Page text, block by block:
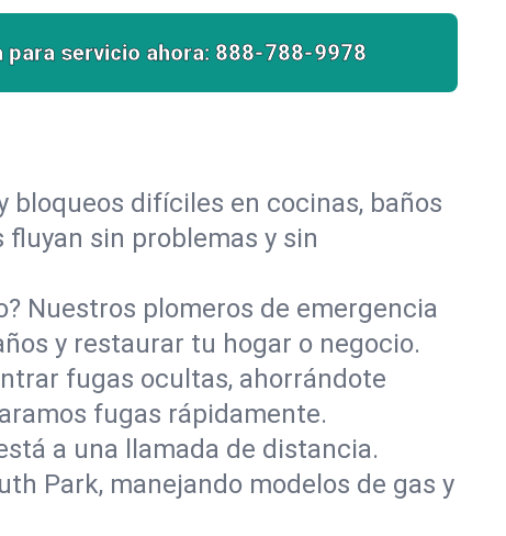
para servicio ahora: 888-788-9978
difíciles en cocinas, baños
sin problemas y sin
Nuestros plomeros de emergencia
y restaurar tu hogar o negocio.
fugas ocultas, ahorrándote
fugas rápidamente.
a una llamada de distancia.
Park, manejando modelos de gas y